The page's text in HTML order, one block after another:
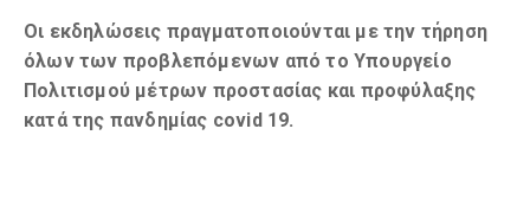
Οι εκδηλώσεις πραγματοποιούνται με την τήρηση
όλων των προβλεπόμενων από το Υπουργείο
Πολιτισμού μέτρων προστασίας και προφύλαξης
κατά της πανδημίας covid 19.